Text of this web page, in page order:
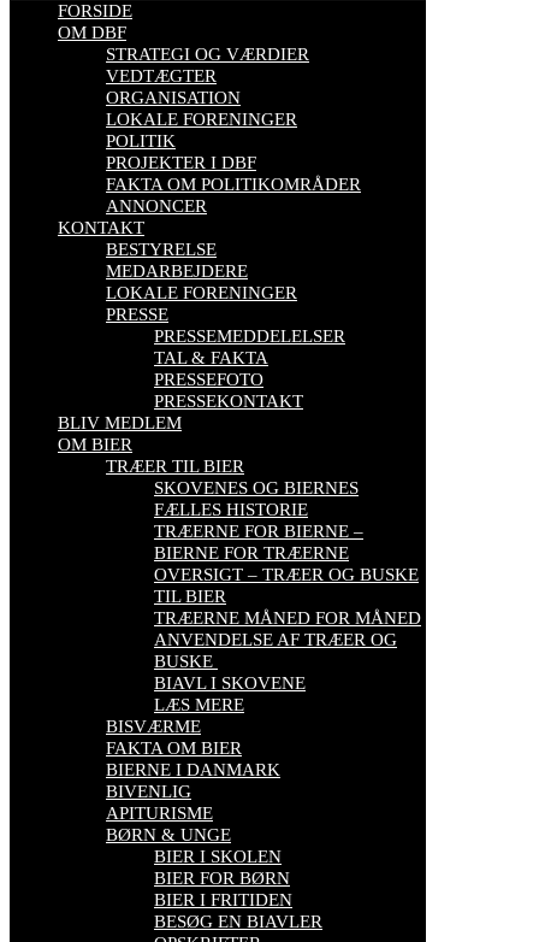
FORSIDE
OM DBF
STRATEGI OG VÆRDIER
VEDTÆGTER
ORGANISATION
LOKALE FORENINGER
POLITIK
PROJEKTER I DBF
FAKTA OM POLITIKOMRÅDER
ANNONCER
KONTAKT
BESTYRELSE
MEDARBEJDERE
LOKALE FORENINGER
PRESSE
PRESSEMEDDELELSER
TAL & FAKTA
PRESSEFOTO
PRESSEKONTAKT
BLIV MEDLEM
OM BIER
TRÆER TIL BIER
SKOVENES OG BIERNES
FÆLLES HISTORIE
TRÆERNE FOR BIERNE –
BIERNE FOR TRÆERNE
OVERSIGT – TRÆER OG BUSKE
TIL BIER
TRÆERNE MÅNED FOR MÅNED
ANVENDELSE AF TRÆER OG
BUSKE
BIAVL I SKOVENE
LÆS MERE
BISVÆRME
FAKTA OM BIER
BIERNE I DANMARK
BIVENLIG
APITURISME
BØRN & UNGE
BIER I SKOLEN
BIER FOR BØRN
BIER I FRITIDEN
BESØG EN BIAVLER